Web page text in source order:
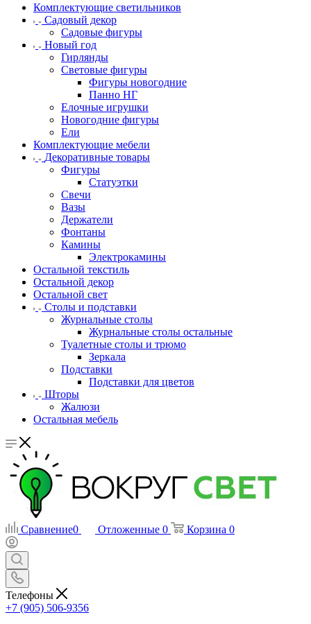
Комплектующие светильников
Садовый декор
Садовые фигуры
Новый год
Гирлянды
Световые фигуры
Фигуры новогодние
Панно НГ
Елочные игрушки
Новогодние фигуры
Ели
Комплектующие мебели
Декоративные товары
Фигуры
Статуэтки
Свечи
Вазы
Держатели
Фонтаны
Камины
Электрокамины
Остальной текстиль
Остальной декор
Остальной свет
Столы и подставки
Журнальные столы
Журнальные столы остальные
Туалетные столы и трюмо
Зеркала
Подставки
Подставки для цветов
Шторы
Жалюзи
Остальная мебель
Сравнение0 Отложенные 0 Корзина 0
Телефоны
+7 (905) 506-9356